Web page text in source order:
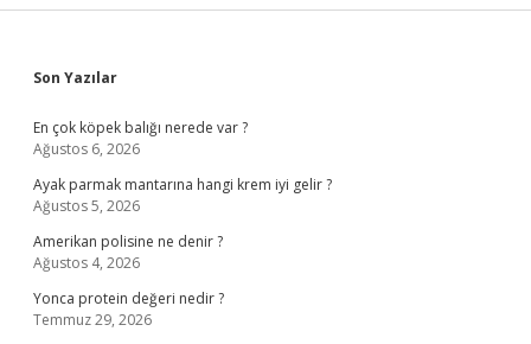
Sidebar
Son Yazılar
En çok köpek balığı nerede var ?
Ağustos 6, 2026
Ayak parmak mantarına hangi krem iyi gelir ?
Ağustos 5, 2026
Amerikan polisine ne denir ?
Ağustos 4, 2026
Yonca protein değeri nedir ?
Temmuz 29, 2026